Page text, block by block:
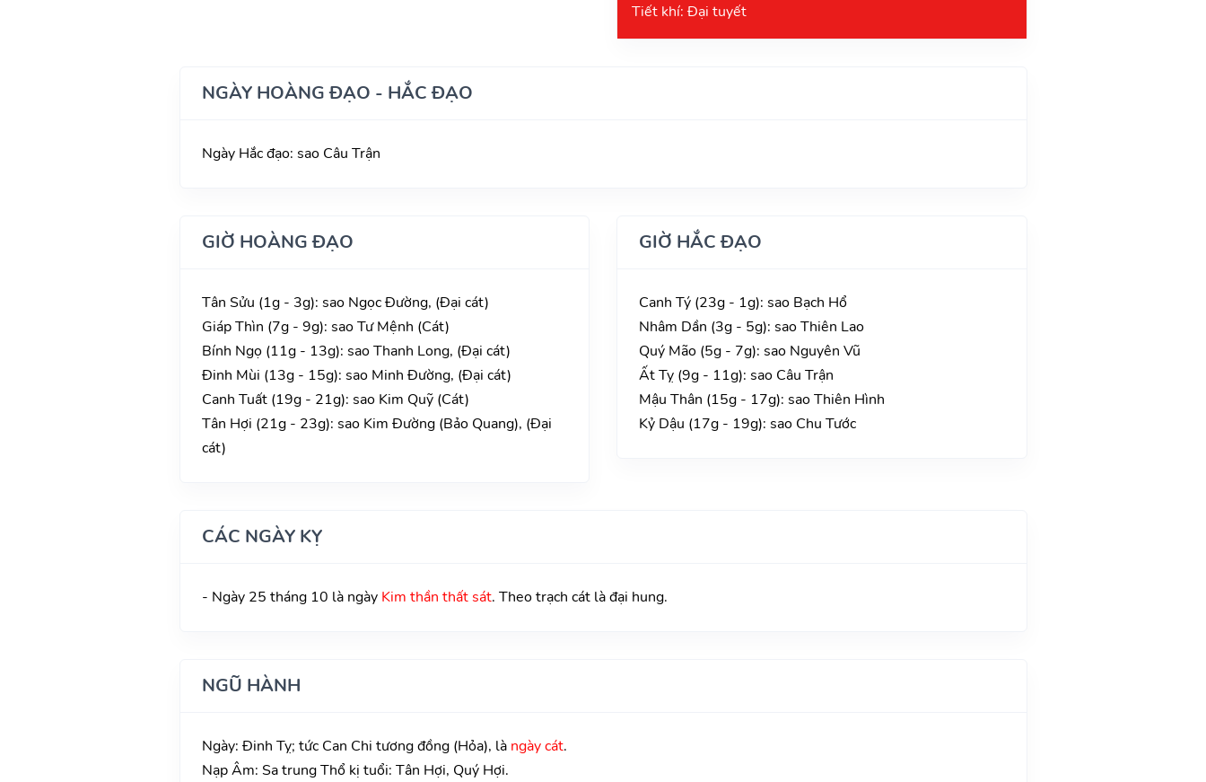
Tiết khí: Đại tuyết
NGÀY HOÀNG ĐẠO - HẮC ĐẠO
Ngày Hắc đạo: sao Câu Trận
GIỜ HOÀNG ĐẠO
Tân Sửu (1g - 3g): sao Ngọc Đường, (Đại cát)
Giáp Thìn (7g - 9g): sao Tư Mệnh (Cát)
Bính Ngọ (11g - 13g): sao Thanh Long, (Đại cát)
Đinh Mùi (13g - 15g): sao Minh Đường, (Đại cát)
Canh Tuất (19g - 21g): sao Kim Quỹ (Cát)
Tân Hợi (21g - 23g): sao Kim Đường (Bảo Quang), (Đại
cát)
GIỜ HẮC ĐẠO
Canh Tý (23g - 1g): sao Bạch Hổ
Nhâm Dần (3g - 5g): sao Thiên Lao
Quý Mão (5g - 7g): sao Nguyên Vũ
Ất Tỵ (9g - 11g): sao Câu Trận
Mậu Thân (15g - 17g): sao Thiên Hình
Kỷ Dậu (17g - 19g): sao Chu Tước
CÁC NGÀY KỴ
- Ngày 25 tháng 10 là ngày Kim thần thất sát. Theo trạch cát là đại hung.
NGŨ HÀNH
Ngày: Đinh Tỵ; tức Can Chi tương đồng (Hỏa), là ngày cát.
Nạp Âm: Sa trung Thổ kị tuổi: Tân Hợi, Quý Hợi.